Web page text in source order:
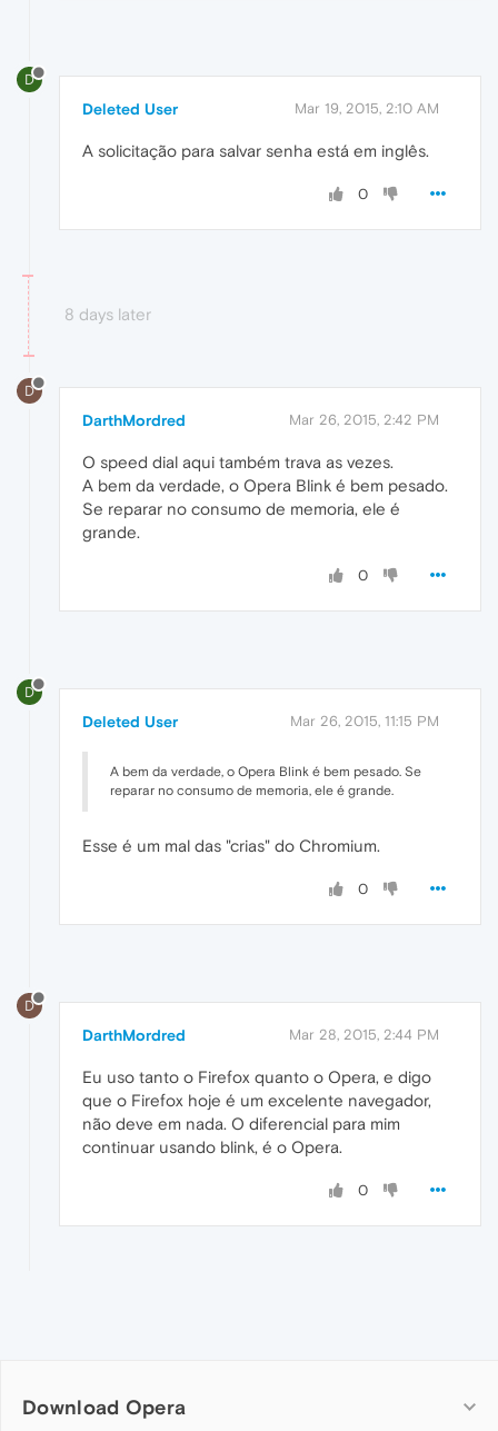
D
Deleted User Mar 19, 2015, 2:10 AM
A solicitação para salvar senha está em inglês.
0
8 days later
D
DarthMordred Mar 26, 2015, 2:42 PM
O speed dial aqui também trava as vezes.
A bem da verdade, o Opera Blink é bem pesado.
Se reparar no consumo de memoria, ele é
grande.
0
D
Deleted User Mar 26, 2015, 11:15 PM
A bem da verdade, o Opera Blink é bem pesado. Se
reparar no consumo de memoria, ele é grande.
Esse é um mal das "crias" do Chromium.
0
D
DarthMordred Mar 28, 2015, 2:44 PM
Eu uso tanto o Firefox quanto o Opera, e digo
que o Firefox hoje é um excelente navegador,
não deve em nada. O diferencial para mim
continuar usando blink, é o Opera.
0
Download Opera